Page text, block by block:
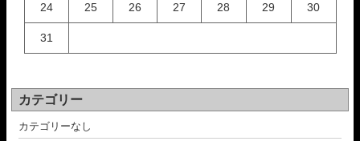
24 25 26 27 28 29 30
31
カテゴリー
カテゴリーなし